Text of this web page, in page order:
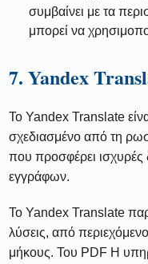
συμβαίνει με τα
μπορεί να
7. Yandex
Το Yandex Translate
σχεδιασμένο από τη
που προσφέρει ισχυρές
εγγράφων.
Το Yandex Translate
λύσεις, από
μήκους. Του PDF Η